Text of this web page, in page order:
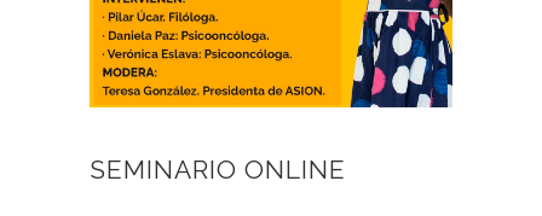
SEMINARIO ONLINE